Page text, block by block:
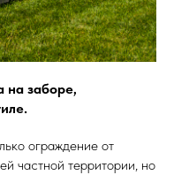
на заборе,
ограждение от
частной территории, но